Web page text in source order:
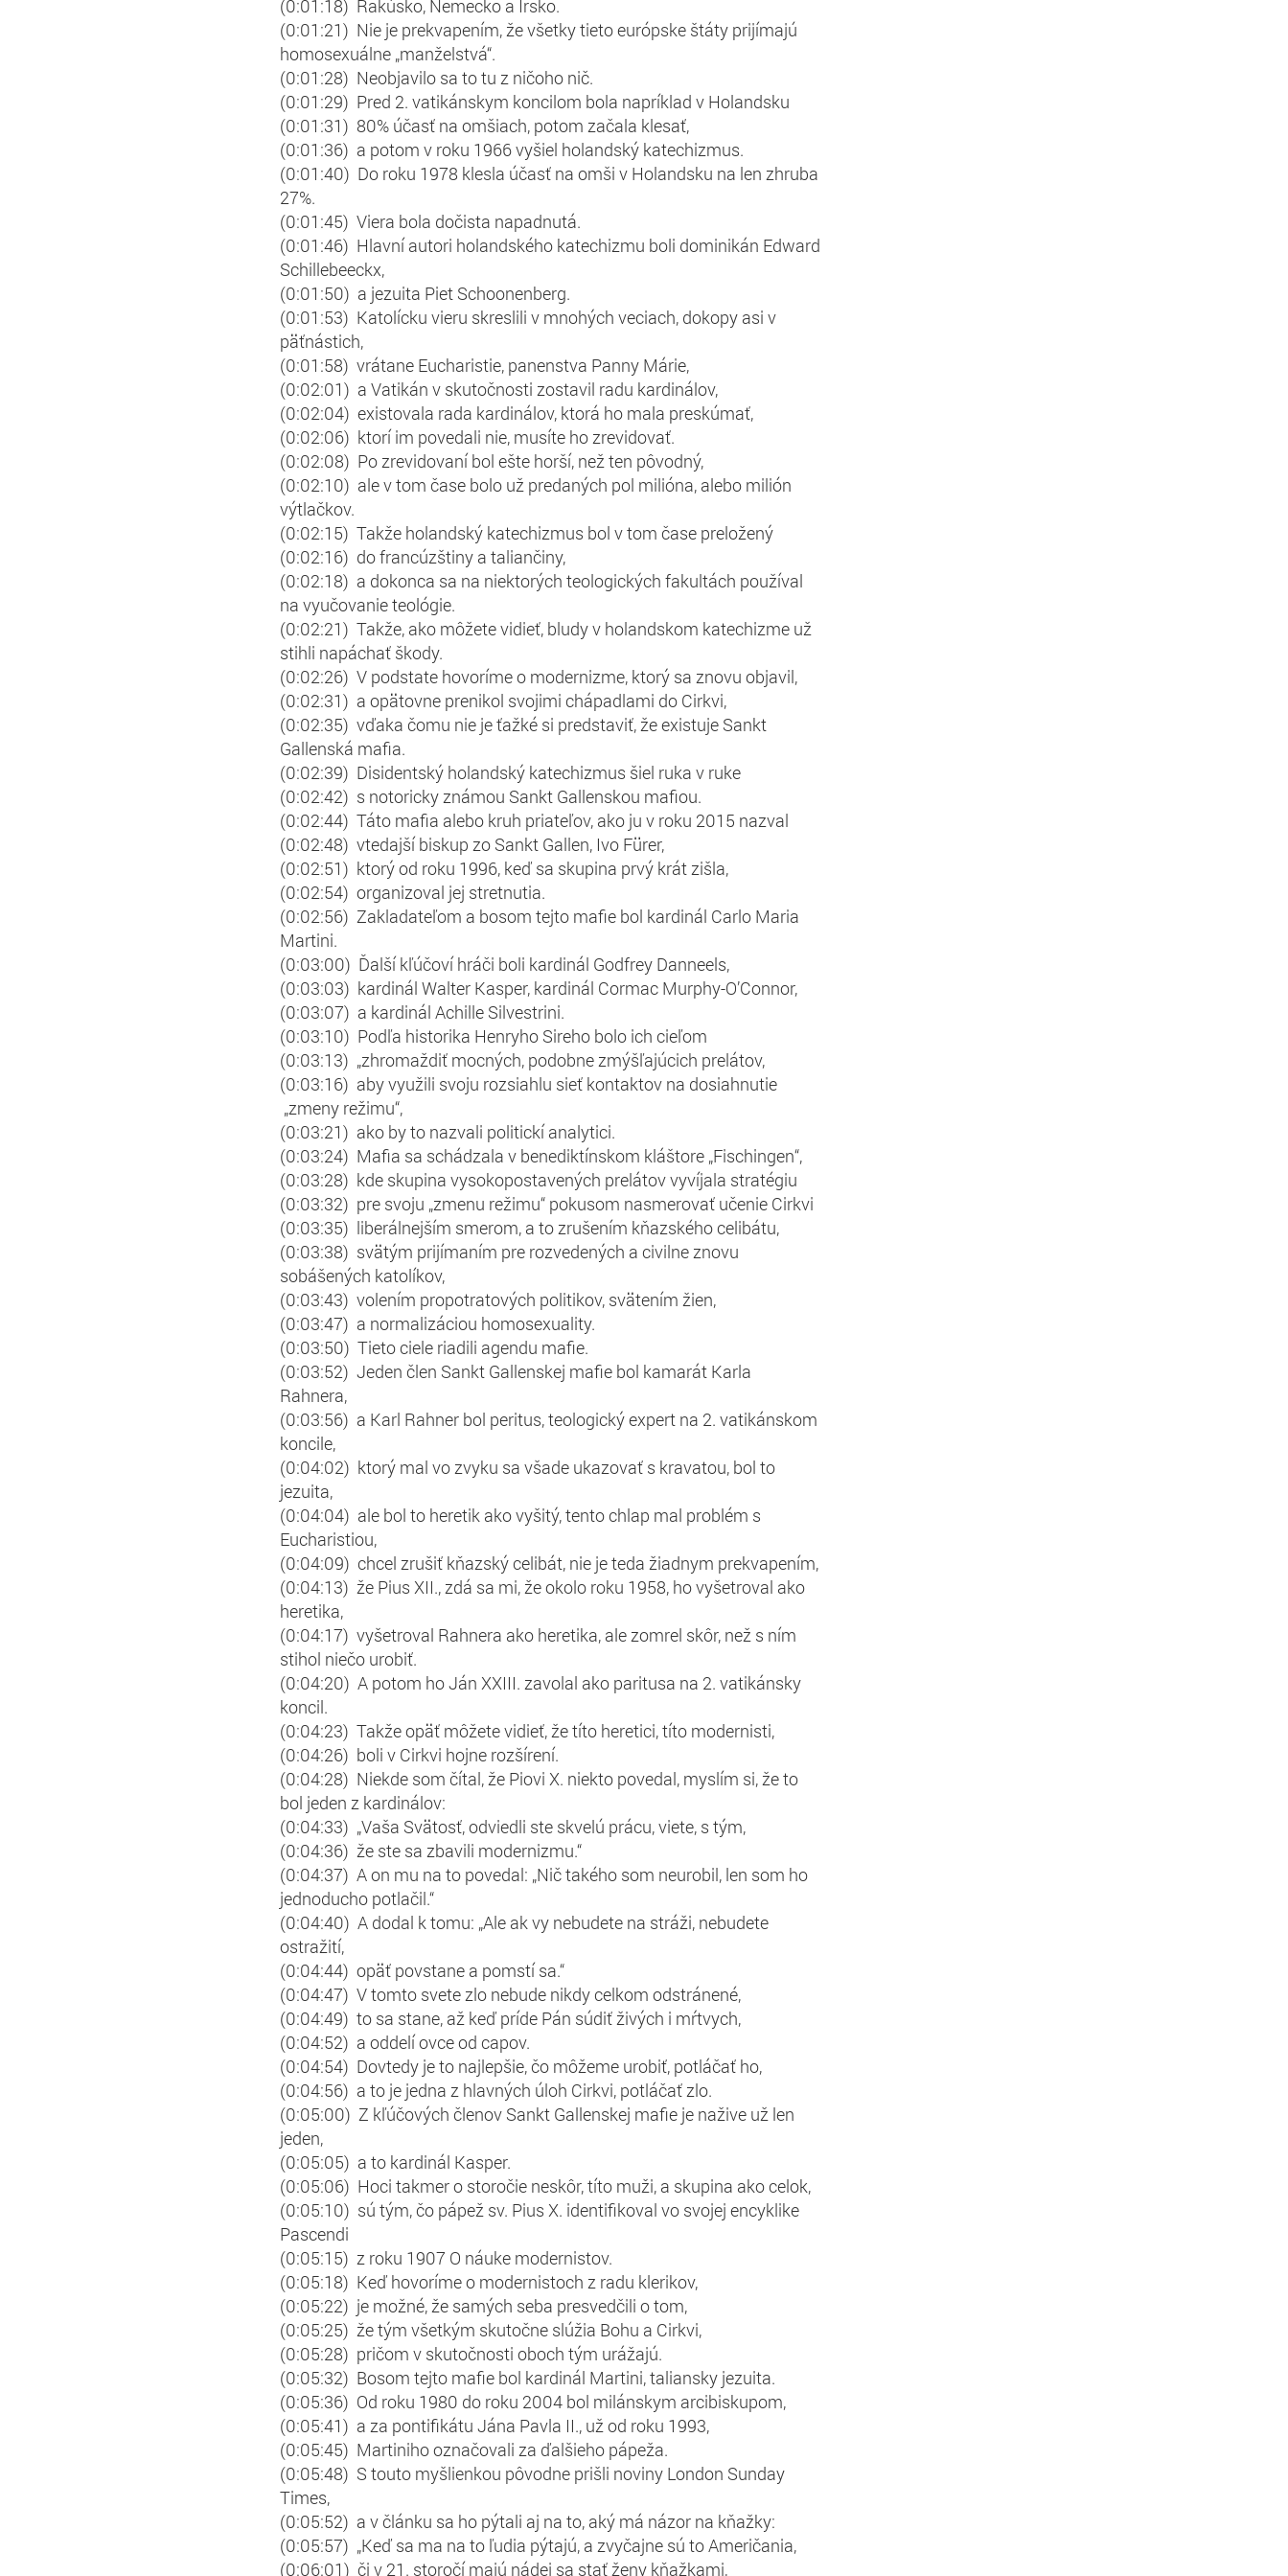
(0:01:18) Rakúsko, Nemecko a Írsko.
(0:01:21) Nie je prekvapením, že všetky tieto európske štáty prijímajú
homosexuálne „manželstvá“.
(0:01:28) Neobjavilo sa to tu z ničoho nič.
(0:01:29) Pred 2. vatikánskym koncilom bola napríklad v Holandsku
(0:01:31) 80% účasť na omšiach, potom začala klesať,
(0:01:36) a potom v roku 1966 vyšiel holandský katechizmus.
(0:01:40) Do roku 1978 klesla účasť na omši v Holandsku na len zhruba
27%.
(0:01:45) Viera bola dočista napadnutá.
(0:01:46) Hlavní autori holandského katechizmu boli dominikán Edward
Schillebeeckx,
(0:01:50) a jezuita Piet Schoonenberg.
(0:01:53) Katolícku vieru skreslili v mnohých veciach, dokopy asi v
päťnástich,
(0:01:58) vrátane Eucharistie, panenstva Panny Márie,
(0:02:01) a Vatikán v skutočnosti zostavil radu kardinálov,
(0:02:04) existovala rada kardinálov, ktorá ho mala preskúmať,
(0:02:06) ktorí im povedali nie, musíte ho zrevidovať.
(0:02:08) Po zrevidovaní bol ešte horší, než ten pôvodný,
(0:02:10) ale v tom čase bolo už predaných pol milióna, alebo milión
výtlačkov.
(0:02:15) Takže holandský katechizmus bol v tom čase preložený
(0:02:16) do francúzštiny a taliančiny,
(0:02:18) a dokonca sa na niektorých teologických fakultách používal
na vyučovanie teológie.
(0:02:21) Takže, ako môžete vidieť, bludy v holandskom katechizme už
stihli napáchať škody.
(0:02:26) V podstate hovoríme o modernizme, ktorý sa znovu objavil,
(0:02:31) a opätovne prenikol svojimi chápadlami do Cirkvi,
(0:02:35) vďaka čomu nie je ťažké si predstaviť, že existuje Sankt
Gallenská mafia.
(0:02:39) Disidentský holandský katechizmus šiel ruka v ruke
(0:02:42) s notoricky známou Sankt Gallenskou mafiou.
(0:02:44) Táto mafia alebo kruh priateľov, ako ju v roku 2015 nazval
(0:02:48) vtedajší biskup zo Sankt Gallen, Ivo Fürer,
(0:02:51) ktorý od roku 1996, keď sa skupina prvý krát zišla,
(0:02:54) organizoval jej stretnutia.
(0:02:56) Zakladateľom a bosom tejto mafie bol kardinál Carlo Maria
Martini.
(0:03:00) Ďalší kľúčoví hráči boli kardinál Godfrey Danneels,
(0:03:03) kardinál Walter Kasper, kardinál Cormac Murphy-O’Connor,
(0:03:07) a kardinál Achille Silvestrini.
(0:03:10) Podľa historika Henryho Sireho bolo ich cieľom
(0:03:13) „zhromaždiť mocných, podobne zmýšľajúcich prelátov,
(0:03:16) aby využili svoju rozsiahlu sieť kontaktov na dosiahnutie
„zmeny režimu“,
(0:03:21) ako by to nazvali politickí analytici.
(0:03:24) Mafia sa schádzala v benediktínskom kláštore „Fischingen“,
(0:03:28) kde skupina vysokopostavených prelátov vyvíjala stratégiu
(0:03:32) pre svoju „zmenu režimu“ pokusom nasmerovať učenie Cirkvi
(0:03:35) liberálnejším smerom, a to zrušením kňazského celibátu,
(0:03:38) svätým prijímaním pre rozvedených a civilne znovu
sobášených katolíkov,
(0:03:43) volením propotratových politikov, svätením žien,
(0:03:47) a normalizáciou homosexuality.
(0:03:50) Tieto ciele riadili agendu mafie.
(0:03:52) Jeden člen Sankt Gallenskej mafie bol kamarát Karla
Rahnera,
(0:03:56) a Karl Rahner bol peritus, teologický expert na 2. vatikánskom
koncile,
(0:04:02) ktorý mal vo zvyku sa všade ukazovať s kravatou, bol to
jezuita,
(0:04:04) ale bol to heretik ako vyšitý, tento chlap mal problém s
Eucharistiou,
(0:04:09) chcel zrušiť kňazský celibát, nie je teda žiadnym prekvapením,
(0:04:13) že Pius XII., zdá sa mi, že okolo roku 1958, ho vyšetroval ako
heretika,
(0:04:17) vyšetroval Rahnera ako heretika, ale zomrel skôr, než s ním
stihol niečo urobiť.
(0:04:20) A potom ho Ján XXIII. zavolal ako paritusa na 2. vatikánsky
koncil.
(0:04:23) Takže opäť môžete vidieť, že títo heretici, títo modernisti,
(0:04:26) boli v Cirkvi hojne rozšírení.
(0:04:28) Niekde som čítal, že Piovi X. niekto povedal, myslím si, že to
bol jeden z kardinálov:
(0:04:33) „Vaša Svätosť, odviedli ste skvelú prácu, viete, s tým,
(0:04:36) že ste sa zbavili modernizmu.“
(0:04:37) A on mu na to povedal: „Nič takého som neurobil, len som ho
jednoducho potlačil.“
(0:04:40) A dodal k tomu: „Ale ak vy nebudete na stráži, nebudete
ostražití,
(0:04:44) opäť povstane a pomstí sa.“
(0:04:47) V tomto svete zlo nebude nikdy celkom odstránené,
(0:04:49) to sa stane, až keď príde Pán súdiť živých i mŕtvych,
(0:04:52) a oddelí ovce od capov.
(0:04:54) Dovtedy je to najlepšie, čo môžeme urobiť, potláčať ho,
(0:04:56) a to je jedna z hlavných úloh Cirkvi, potláčať zlo.
(0:05:00) Z kľúčových členov Sankt Gallenskej mafie je nažive už len
jeden,
(0:05:05) a to kardinál Kasper.
(0:05:06) Hoci takmer o storočie neskôr, títo muži, a skupina ako celok,
(0:05:10) sú tým, čo pápež sv. Pius X. identifikoval vo svojej encyklike
Pascendi
(0:05:15) z roku 1907 O náuke modernistov.
(0:05:18) Keď hovoríme o modernistoch z radu klerikov,
(0:05:22) je možné, že samých seba presvedčili o tom,
(0:05:25) že tým všetkým skutočne slúžia Bohu a Cirkvi,
(0:05:28) pričom v skutočnosti oboch tým urážajú.
(0:05:32) Bosom tejto mafie bol kardinál Martini, taliansky jezuita.
(0:05:36) Od roku 1980 do roku 2004 bol milánskym arcibiskupom,
(0:05:41) a za pontifikátu Jána Pavla II., už od roku 1993,
(0:05:45) Martiniho označovali za ďalšieho pápeža.
(0:05:48) S touto myšlienkou pôvodne prišli noviny London Sunday
Times,
(0:05:52) a v článku sa ho pýtali aj na to, aký má názor na kňažky:
(0:05:57) „Keď sa ma na to ľudia pýtajú, a zvyčajne sú to Američania,
(0:06:01) či v 21. storočí majú nádej sa stať ženy kňažkami,